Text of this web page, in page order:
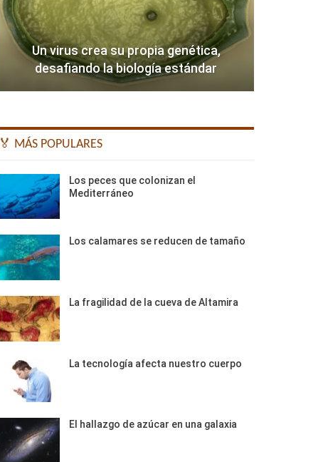
Un virus crea su propia genética,
desafiando la biología estándar
🏅 MÁS POPULARES
Los peces que colonizan el
Mediterráneo
Los calamares se reducen de tamaño
La fragilidad de la cueva de Altamira
La tecnología afecta nuestro cuerpo
El hallazgo de azúcar en una galaxia